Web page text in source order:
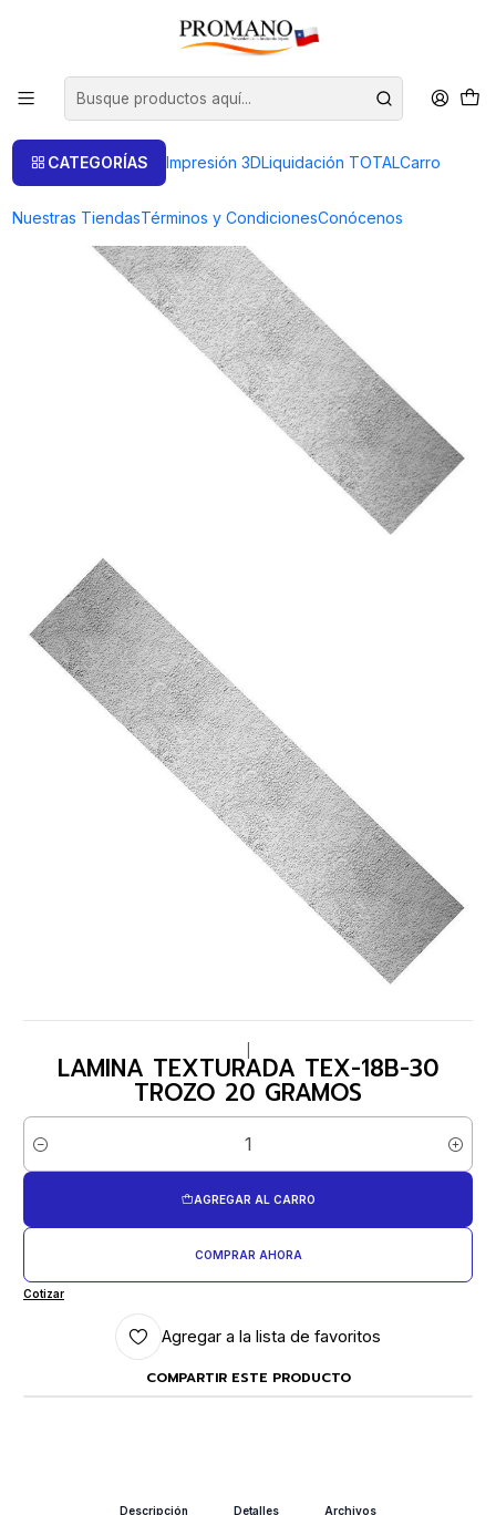
CATEGORÍAS Impresión 3DLiquidación TOTALCarro
Nuestras TiendasTérminos y CondicionesConócenos
Semielaborados Plata Láminas Texturizadas
LAMINA TEXTURADA TEX-18B-30 TROZO 20 GRAMOS
LAMINA TEXTURADA TEX-18B-30
TROZO 20 GRAMOS
Cantidad
AGREGAR AL CARRO
COMPRAR AHORA
Cotizar
Agregar a la lista de favoritos
COMPARTIR ESTE PRODUCTO
Descripción Detalles Archivos